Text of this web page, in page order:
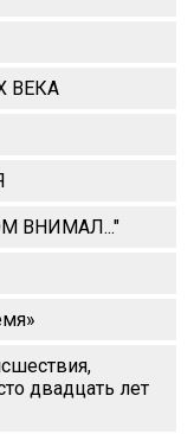
ВЕКА
ВНИМАЛ..."
двадцать лет